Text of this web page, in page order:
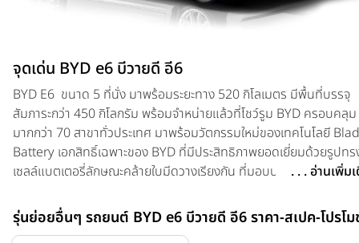
จุดเด่น BYD e6 บีวายดี อี6
BYD E6 ขนาด 5 ที่นั่ง มาพร้อมระยะทาง 520 กิโลเมตร มีพื้นที่บรรจุ
สัมภาระกว่า 450 กิโลกรัม พร้อมจำหน่ายแล้วที่โชว์รูม BYD ครอบคลุม
มากกว่า 70 สาขาทั่วประเทศ มาพร้อมวัตกรรมใหม่ของเทคโนโลยี
Battery เอกสิทธิ์เฉพาะของ BYD ที่มีประสิทธิภาพยอดเยี่ยมด้วยรูปทร
เซลล์แบตเตอรี่ลักษณะคล้ายใบมีดวางเรียงกัน ที่มอบปลอดภัยสูงสุดแ
สำหรับ BYD E6 พร้อมเปิดจองแล้วที่โชว์รูม BYD ทั่วประเทศ ในราคา
1,135,900 บาท (หลังหักส่วนลดมาตรการสนับสนุนจากภาครัฐ) โดย
. . . อ่านเพิ่ม
รุ่นย่อยอื่นๆ รถยนต์ BYD e6 บีวายดี อี6 ราคา-สเปค-โปรโ